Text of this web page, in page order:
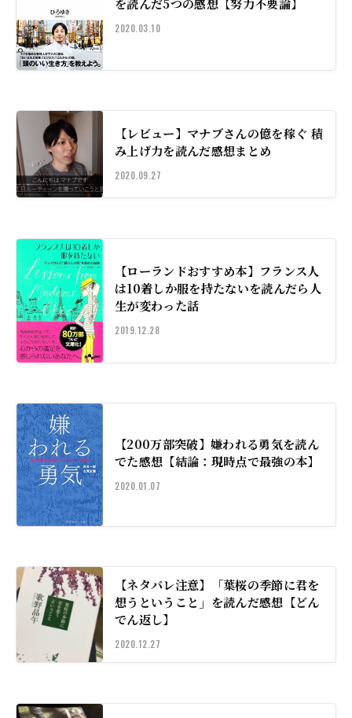
を読んだ5つの感想【努力不要論】
2020.03.10
【レビュー】マナブさんの億を稼ぐ 積
み上げ力を読んだ感想まとめ
2020.09.27
【ローランドおすすめ本】フランス人
は10着しか服を持たないを読んだら人
生が変わった話
2019.12.28
【200万部突破】嫌われる勇気を読ん
でた感想【結論：現時点で最強の本】
2020.01.07
【ネタバレ注意】「葉桜の季節に君を
想うということ」を読んだ感想【どん
でん返し】
2020.12.27